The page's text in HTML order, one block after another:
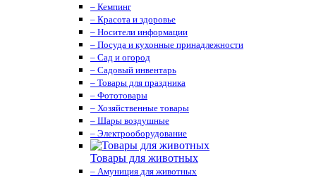
– Кемпинг
– Красота и здоровье
– Носители информации
– Посуда и кухонные принадлежности
– Сад и огород
– Садовый инвентарь
– Товары для праздника
– Фототовары
– Хозяйственные товары
– Шары воздушные
– Электрооборудование
Товары для животных
– Амуниция для животных